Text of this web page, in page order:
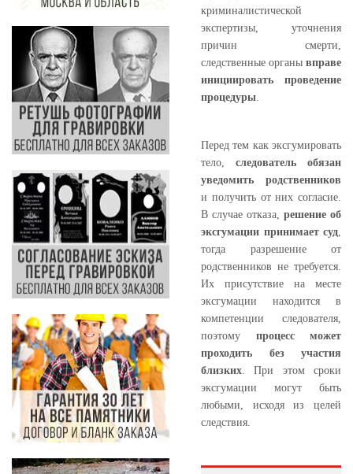
криминалистической
экспертизы, уточнения
причин смерти,
следственные органы вправе
инициировать проведение
процедуры
Перед тем как эксгумировать
тело, следователь обязан
уведомить родственников
и получить от них согласие.
В случае отказа, решение об
эксгумации принимает суд
тогда разрешение от
родственников не требуется.
Их присутствие на месте
эксгумации находится в
компетенции следователя,
поэтому процесс может
проходить без участия
близких . При этом сроки
эксгумации могут быть
любыми, исходя из целей
следствия.